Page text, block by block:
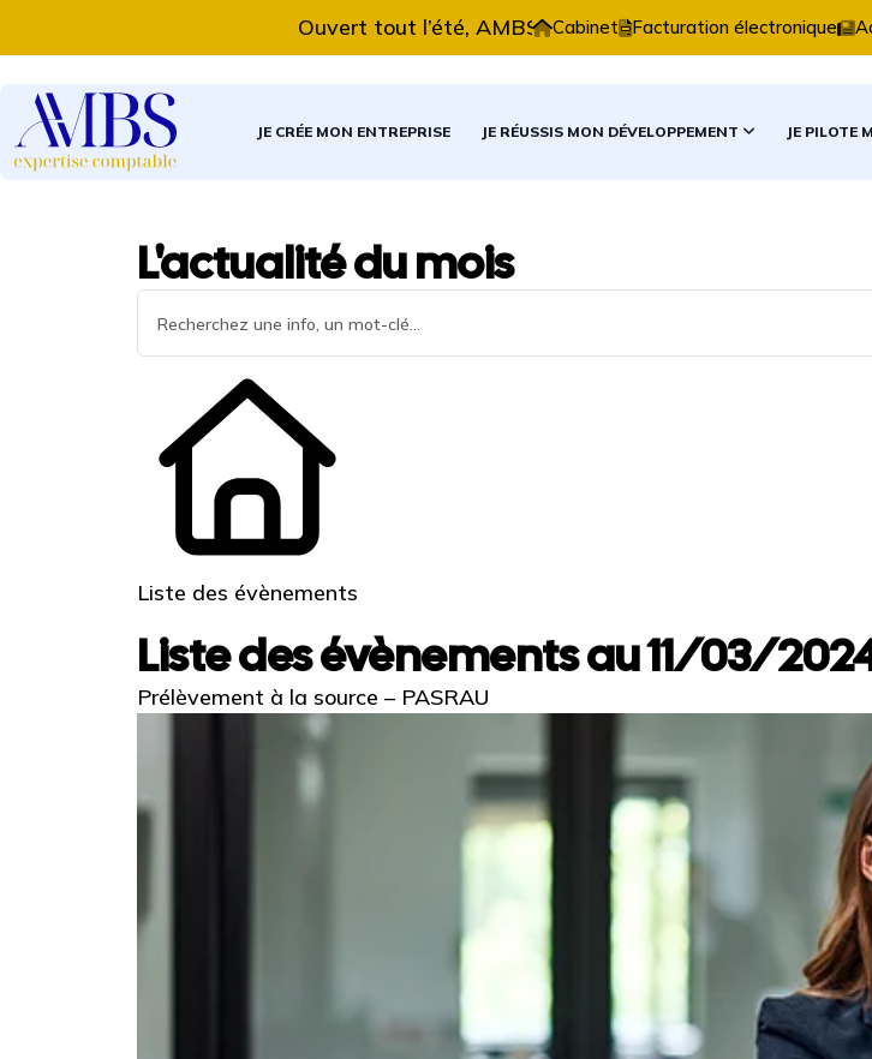
Ouvert tout l’été, AMBS Expertise Comptable vous
Cabinet Facturation électronique
JE CRÉE MON ENTREPRISE JE RÉUSSIS MON DÉVELOPPEMENT JE PILOTE
L'actualité du mois
Liste des évènements
Liste des évènements au 11/03/
Prélèvement à la source – PASRAU